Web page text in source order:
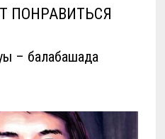
ПОНРАВИТЬСЯ
– балабақшада